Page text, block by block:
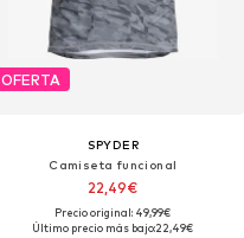
OFERTA
SPYDER
Camiseta funcional
22,49€
Precio original: 49,99€
Último precio más bajo:22,49€